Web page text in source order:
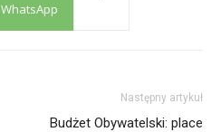
WhatsApp
Następny artykuł
Budżet Obywatelski: place